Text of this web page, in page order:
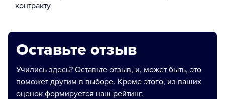
контракту
Оставьте отзыв
Учились здесь? Оставьте отзыв, и, может быть, это
поможет другим в выборе. Кроме этого, из ваших
оценок формируется наш рейтинг.